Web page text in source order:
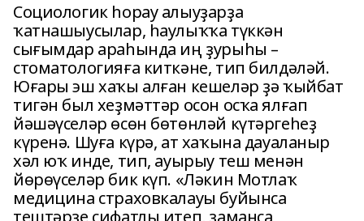
Социологик һорау алыуҙарҙа
ҡатнашыусылар, һаулыҡҡа түккән
сығымдар араһында иң ҙурыһы –
стоматологияға киткәне, тип билдәләй.
Юғары эш хаҡы алған кешеләр ҙә ҡыйбат
тигән был хеҙмәттәр осон осҡа ялғап
йәшәүселәр өсөн бөтөнләй күтәргеһеҙ
күренә. Шуға күрә, ат хаҡына дауаланыр
хәл юҡ инде, тип, ауырыу теш менән
йөрөүселәр бик күп. «Ләкин Мотлаҡ
медицина страховкалауы буйынса
тештәрҙе сифатлы итеп, заманса